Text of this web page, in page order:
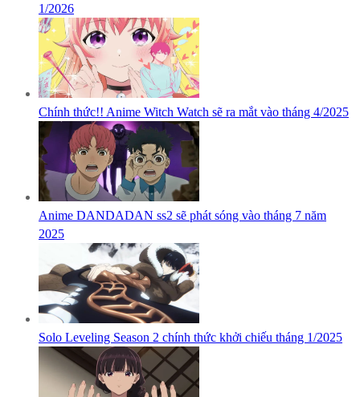
1/2026
Chính thức!! Anime Witch Watch sẽ ra mắt vào tháng 4/2025
Anime DANDADAN ss2 sẽ phát sóng vào tháng 7 năm
2025
Solo Leveling Season 2 chính thức khởi chiếu tháng 1/2025